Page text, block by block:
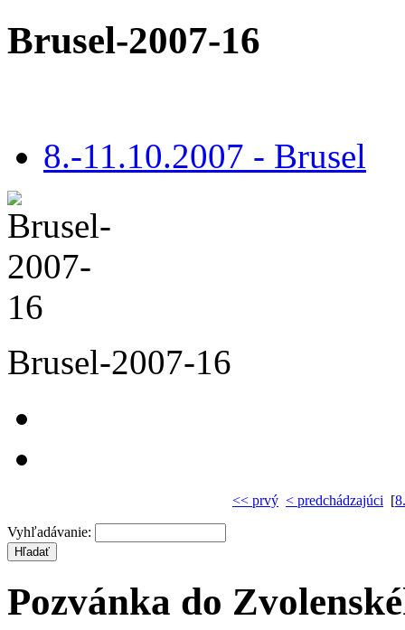
Brusel-2007-16
8.-11.10.2007 - Brusel
Brusel-2007-16
<< prvý < predchádzajúci [
Vyhľadávanie:
Pozvánka do